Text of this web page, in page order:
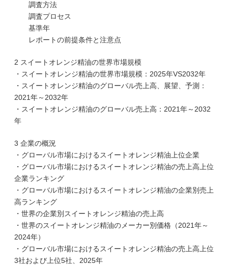
調査方法
調査プロセス
基準年
レポートの前提条件と注意点
2 スイートオレンジ精油の世界市場規模
・スイートオレンジ精油の世界市場規模：2025年VS2032年
・スイートオレンジ精油のグローバル売上高、展望、予測：
2021年～2032年
・スイートオレンジ精油のグローバル売上高：2021年～2032
年
3 企業の概況
・グローバル市場におけるスイートオレンジ精油上位企業
・グローバル市場におけるスイートオレンジ精油の売上高上位
企業ランキング
・グローバル市場におけるスイートオレンジ精油の企業別売上
高ランキング
・世界の企業別スイートオレンジ精油の売上高
・世界のスイートオレンジ精油のメーカー別価格（2021年～
2024年）
・グローバル市場におけるスイートオレンジ精油の売上高上位
3社および上位5社、2025年